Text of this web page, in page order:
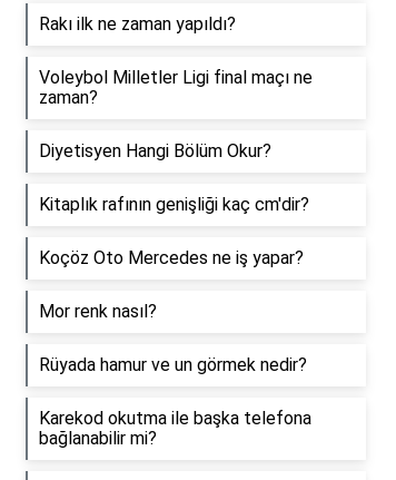
Rakı ilk ne zaman yapıldı?
Voleybol Milletler Ligi final maçı ne
zaman?
Diyetisyen Hangi Bölüm Okur?
Kitaplık rafının genişliği kaç cm'dir?
Koçöz Oto Mercedes ne iş yapar?
Mor renk nasıl?
Rüyada hamur ve un görmek nedir?
Karekod okutma ile başka telefona
bağlanabilir mi?